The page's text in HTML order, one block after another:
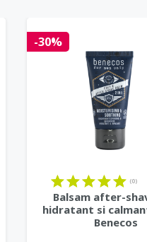
-30%
(0)
Balsam after-
hidratant si
Benecos